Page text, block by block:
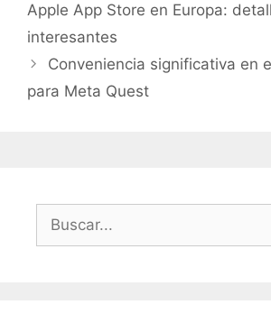
e
g
o
r
Apple App Store en Europa:
interesantes
Conveniencia significativa en
para Meta Quest